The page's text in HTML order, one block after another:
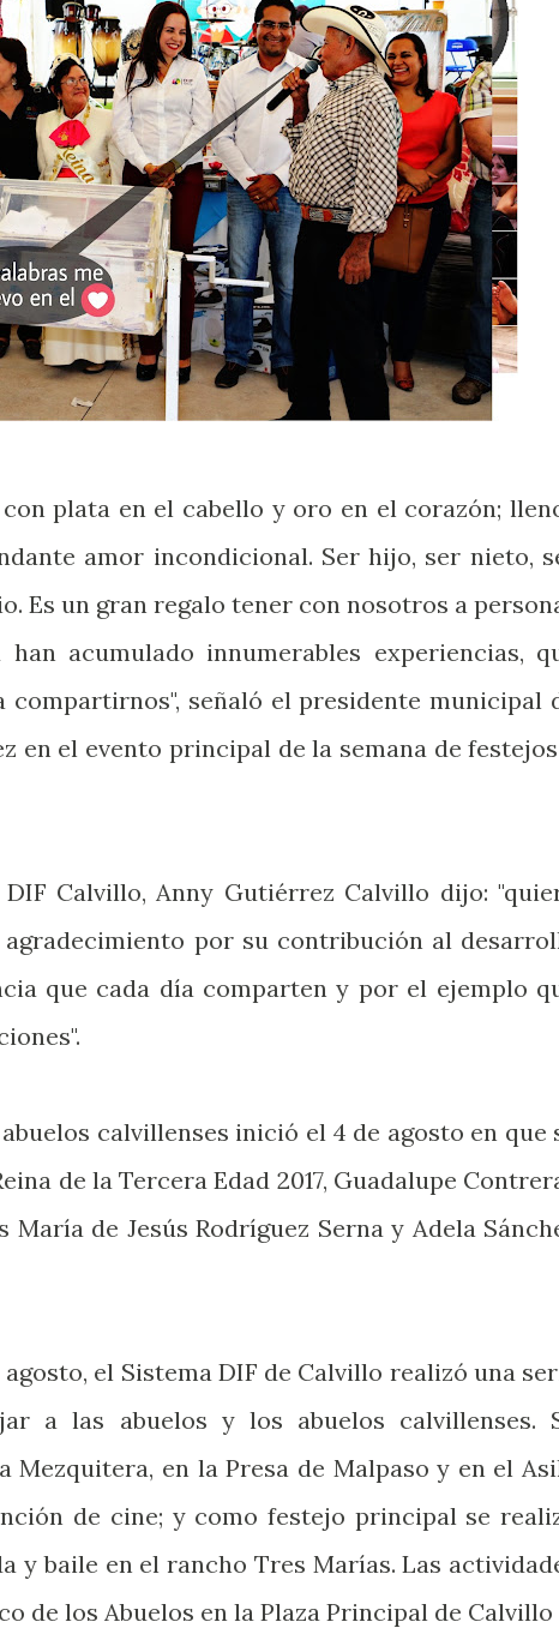
plata en el cabello y oro en el corazón;
amor incondicional. Ser hijo, ser nieto,
Es un gran regalo tener con nosotros a
acumulado innumerables experiencias,
compartirnos", señaló el presidente municipal
en el evento principal de la semana de
Calvillo, Anny Gutiérrez Calvillo dijo:
por su contribución al
que cada día comparten y por el ejemplo
calvillenses inició el 4 de agosto en que
de la Tercera Edad 2017, Guadalupe
María de Jesús Rodríguez Serna y Adela
agosto, el Sistema DIF de Calvillo realizó una
a las abuelos y los abuelos calvillenses.
Mezquitera, en la Presa de Malpaso y en el
de cine; y como festejo principal se
y baile en el rancho Tres Marías. Las
de los Abuelos en la Plaza Principal de Calvillo